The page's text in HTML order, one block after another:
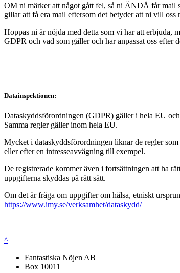
OM ni märker att något gått fel, så ni ÄNDÅ får mail
gillar att få era mail eftersom det betyder att ni vill
Hoppas ni är nöjda med detta som vi har att erbjuda,
GDPR och vad som gäller och har anpassat oss efter
Datainspektionen:
Dataskyddsförordningen (GDPR) gäller i hela EU
Samma regler gäller inom hela EU.
Mycket i dataskyddsförordningen liknar de regler
eller efter en intresseavvägning till exempel.
De registrerade kommer även i fortsättningen att ha
uppgifterna skyddas på rätt sätt.
Om det är fråga om uppgifter om hälsa, etniskt
https://www.imy.se/verksamhet/dataskydd/
^
Fantastiska Nöjen AB
Box 10011